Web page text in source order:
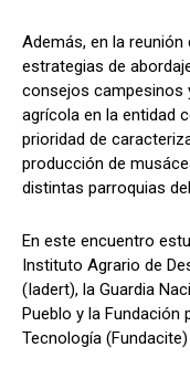
Además, en la
estrategias de
consejos campesinos
agrícola en la entidad
prioridad de
producción de
distintas parroquias
En este encuentro
Instituto Agrario de
(Iadert), la Guardia
Pueblo y la Fundación
Tecnología